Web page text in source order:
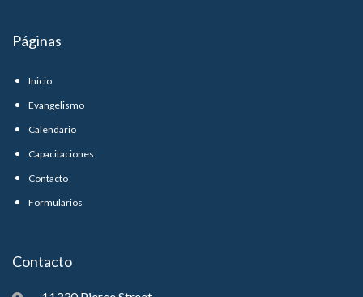
Páginas
Inicio
Evangelismo
Calendario
Capacitaciones
Contacto
Formularios
Contacto